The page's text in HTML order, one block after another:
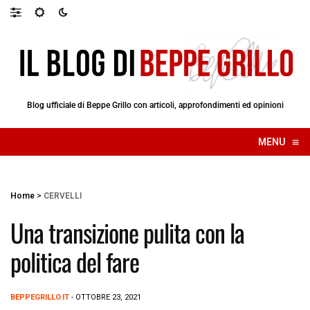
Blog ufficiale di Beppe Grillo con articoli, approfondimenti ed opinioni
MENU ≡
☰
Home > CERVELLI
Una transizione pulita con la
politica del fare
BEPPEGRILLO.IT - OTTOBRE 23, 2021